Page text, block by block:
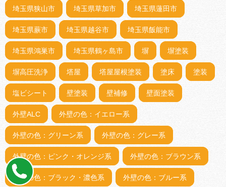
埼玉県狭山市 埼玉県草加市 埼玉県蓮田市
埼玉県蕨市 埼玉県越谷市 埼玉県飯能市
埼玉県鴻巣市 埼玉県鶴ヶ島市 塀 塀塗装
塀高圧洗浄 塔屋 塔屋屋根塗装 塗床 塗装
塩ビシート 壁塗装 壁補修 壁面塗装
外壁ALC 外壁の色：イエロー系
外壁の色：グリーン系 外壁の色：グレー系
外壁の色：ピンク・オレンジ系 外壁の色：ブラウン系
外壁の色：ブラック・濃色系 外壁の色：ブルー系